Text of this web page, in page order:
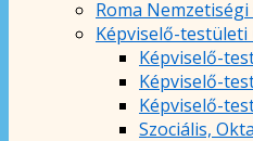
Roma
Képviselő-testületi
Képviselő-
Képviselő-
Képviselő-
Szociális,